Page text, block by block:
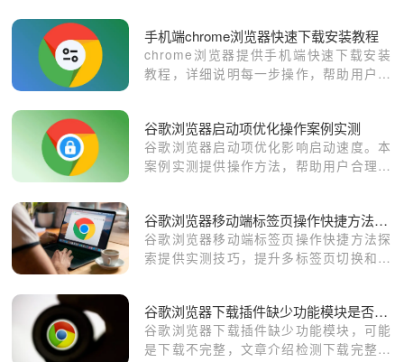
及使用隐私模式，确保用户能够彻底删除
浏览记录，提升隐私安全保护。
手机端chrome浏览器快速下载安装教程
chrome浏览器提供手机端快速下载安装
教程，详细说明每一步操作，帮助用户高
谷歌浏览器启动项优化操作案例实测
谷歌浏览器启动项优化影响启动速度。本
案例实测提供操作方法，帮助用户合理管
谷歌浏览器移动端标签页操作快捷方法探索
谷歌浏览器移动端标签页操作快捷方法探
索提供实测技巧，提升多标签页切换和管
谷歌浏览器下载插件缺少功能模块是否下载不完整
谷歌浏览器下载插件缺少功能模块，可能
是下载不完整，文章介绍检测下载完整性